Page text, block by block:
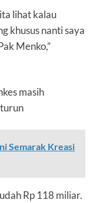
lihat kalau
khusus nanti saya
Menko,”
masih
Semarak Kreasi
Rp 118 miliar.